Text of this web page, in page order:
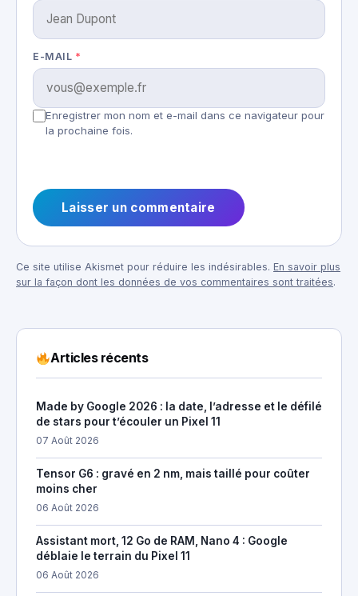
E-MAIL *
Enregistrer mon nom et e-mail dans ce navigateur pour
la prochaine fois.
Ce site utilise Akismet pour réduire les indésirables. En savoir plus
sur la façon dont les données de vos commentaires sont traitées.
Articles récents
Made by Google 2026 : la date, l’adresse et le défilé
de stars pour t’écouler un Pixel 11
07 Août 2026
Tensor G6 : gravé en 2 nm, mais taillé pour coûter
moins cher
06 Août 2026
Assistant mort, 12 Go de RAM, Nano 4 : Google
déblaie le terrain du Pixel 11
06 Août 2026